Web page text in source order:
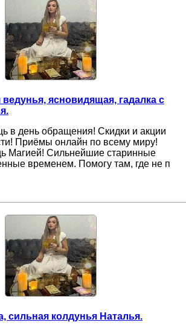
ясновидящая, гадалка с
в день обращения! Скидки и акции
Приёмы онлайн по всему миру!
Магией! Сильнейшие старинные
временем. Помогу там, где не п
сильная колдунья Наталья.